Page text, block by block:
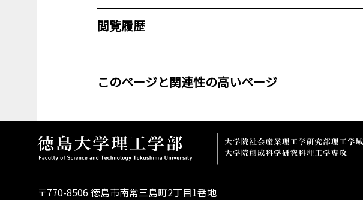
閲覧履歴
このページと関連性の高いページ
〒770-8506 徳島市南常三島町2丁目1番地